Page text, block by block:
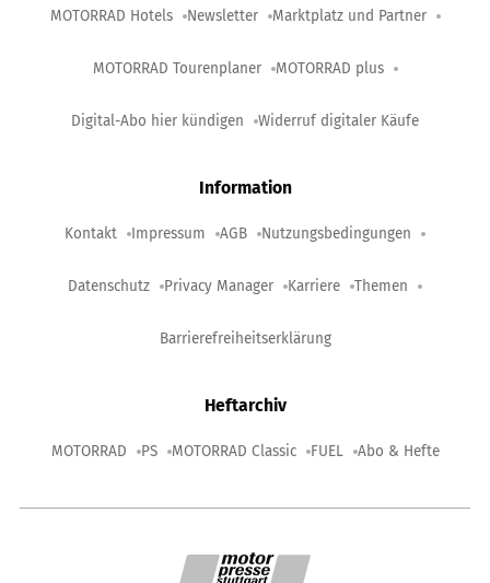
MOTORRAD Hotels Newsletter Marktplatz und Partner
MOTORRAD Tourenplaner MOTORRAD plus
Digital-Abo hier kündigen Widerruf digitaler Käufe
Information
Kontakt Impressum AGB Nutzungsbedingungen
Datenschutz Privacy Manager Karriere Themen
Barrierefreiheitserklärung
Heftarchiv
MOTORRAD PS MOTORRAD Classic FUEL Abo & Hefte